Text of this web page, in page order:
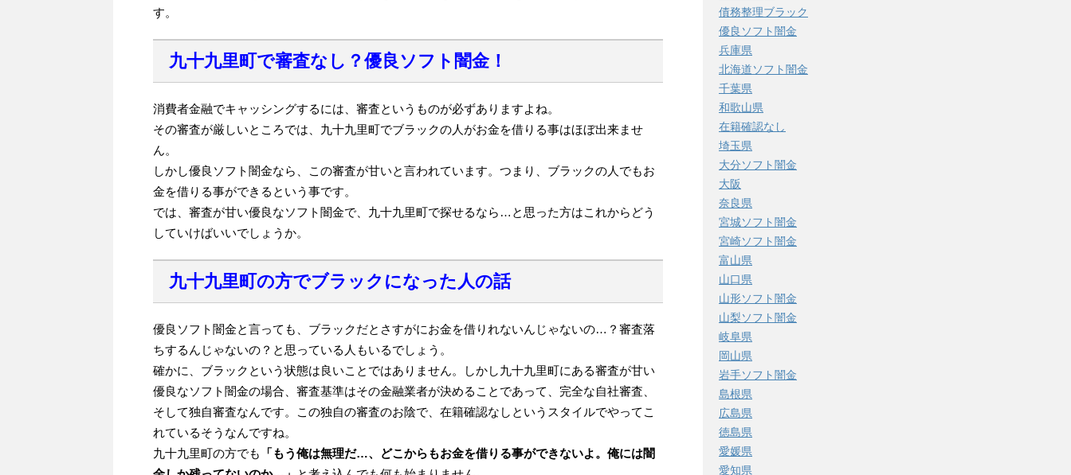
す。
九十九里町で審査なし？優良ソフト闇金！
消費者金融でキャッシングするには、審査というものが必ずありますよね。
その審査が厳しいところでは、九十九里町でブラックの人がお金を借りる事はほぼ出来ませ
ん。
しかし優良ソフト闇金なら、この審査が甘いと言われています。つまり、ブラックの人でもお
金を借りる事ができるという事です。
では、審査が甘い優良なソフト闇金で、九十九里町で探せるなら…と思った方はこれからどう
していけばいいでしょうか。
九十九里町の方でブラックになった人の話
優良ソフト闇金と言っても、ブラックだとさすがにお金を借りれないんじゃないの…？審査落
ちするんじゃないの？と思っている人もいるでしょう。
確かに、ブラックという状態は良いことではありません。しかし九十九里町にある審査が甘い
優良なソフト闇金の場合、審査基準はその金融業者が決めることであって、完全な自社審査、
そして独自審査なんです。この独自の審査のお陰で、在籍確認なしというスタイルでやってこ
れているそうなんですね。
九十九里町の方でも
「もう俺は無理だ…、どこからもお金を借りる事ができないよ。俺には闇
債務整理ブラック
優良ソフト闇金
兵庫県
北海道ソフト闇金
千葉県
和歌山県
在籍確認なし
埼玉県
大分ソフト闇金
大阪
奈良県
宮城ソフト闇金
宮崎ソフト闇金
富山県
山口県
山形ソフト闇金
山梨ソフト闇金
岐阜県
岡山県
岩手ソフト闇金
島根県
広島県
徳島県
愛媛県
愛知県